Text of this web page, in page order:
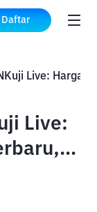
Daftar
Live: